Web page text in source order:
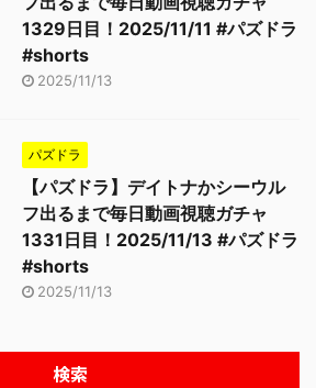
1329日目！2025/11/11 #パズドラ
#shorts
2025/11/13
パズドラ
【パズドラ】デイトナかシーウル
フ出るまで毎日動画視聴ガチャ
1331日目！2025/11/13 #パズドラ
#shorts
2025/11/13
検索